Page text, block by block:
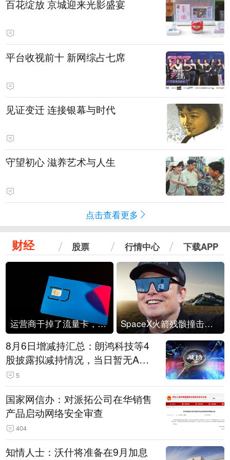
百花绽放 京城迎来光影盛宴
平台收视前十 新网综占七席
见证变迁 连接银幕与时代
守望初心 滋养艺术与人生
点击查看更多
财经 股票 行情中心 下载APP
运营商干掉了流量卡，他们真的玩不起了 SpaceX火箭残骸撞击月球
8月6日增减持汇总：朗鸿科技等4
股披露拟减持情况，当日暂无A股
公司披露拟增持情况（表）
5
国家网信办：对派拓公司在华销售
产品启动网络安全审查
404
知情人士：沃什将准备在9月加息